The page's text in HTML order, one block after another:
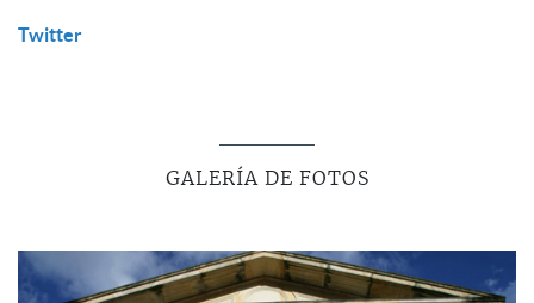
Twitter
GALERÍA DE FOTOS